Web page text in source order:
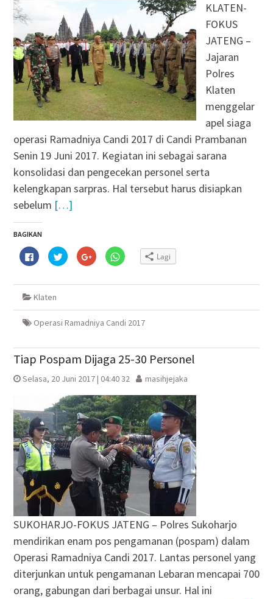
KLATEN-
FOKUS
JATENG –
Jajaran
Polres
Klaten
menggelar
apel siaga
operasi Ramadniya Candi 2017 di Candi Prambanan
Senin 19 Juni 2017. Kegiatan ini sebagai sarana
konsolidasi dan pengecekan personel serta
kelengkapan sarpras. Hal tersebut harus disiapkan
sebelum […]
BAGIKAN
Klik
untuk
membagikan
Facebook(Membuka
jendela
baru)
Klik
untuk
berbagi
Twitter(Membuka
baru)
Klik
untuk
berbagi
Google+
yang
baru)
Klik
untuk
WhatsApp(Membuka
baru)
Lagi
Klaten
Operasi Ramadniya Candi 2017
Tiap Pospam Dijaga 25-30 Personel
Selasa, 20 Juni 2017 | 04:40 32 masihjejaka
SUKOHARJO-FOKUS JATENG – Polres Sukoharjo
mendirikan enam pos pengamanan (pospam) dalam
Operasi Ramadniya Candi 2017. Lantas personel yang
diterjunkan untuk pengamanan Lebaran mencapai 700
orang, gabungan dari berbagai unsur. Hal ini